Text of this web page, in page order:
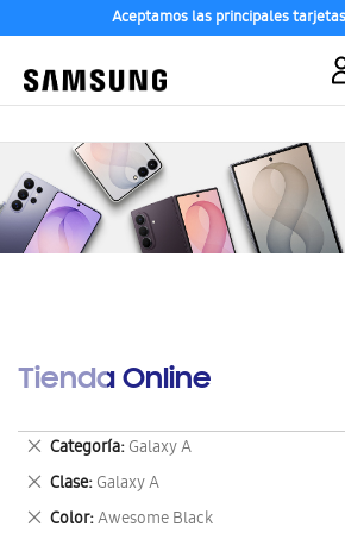
Aceptamos las principales
Tienda Online
Categoría Galaxy A
Eliminar
este
artículo
Clase Galaxy A
Eliminar
este
Color Awesome Black
Eliminar